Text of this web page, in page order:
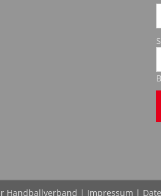
Handballverband | Impressum |